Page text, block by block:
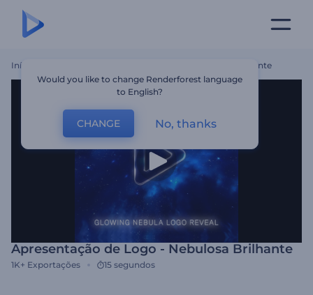
Início Apresentação De Logo - Nebulosa Brilhante
Apresentação de Logo - Nebulosa Brilhante
1K+ Exportações 15 segundos
Would you like to change Renderforest language
to English?
CHANGE No, thanks